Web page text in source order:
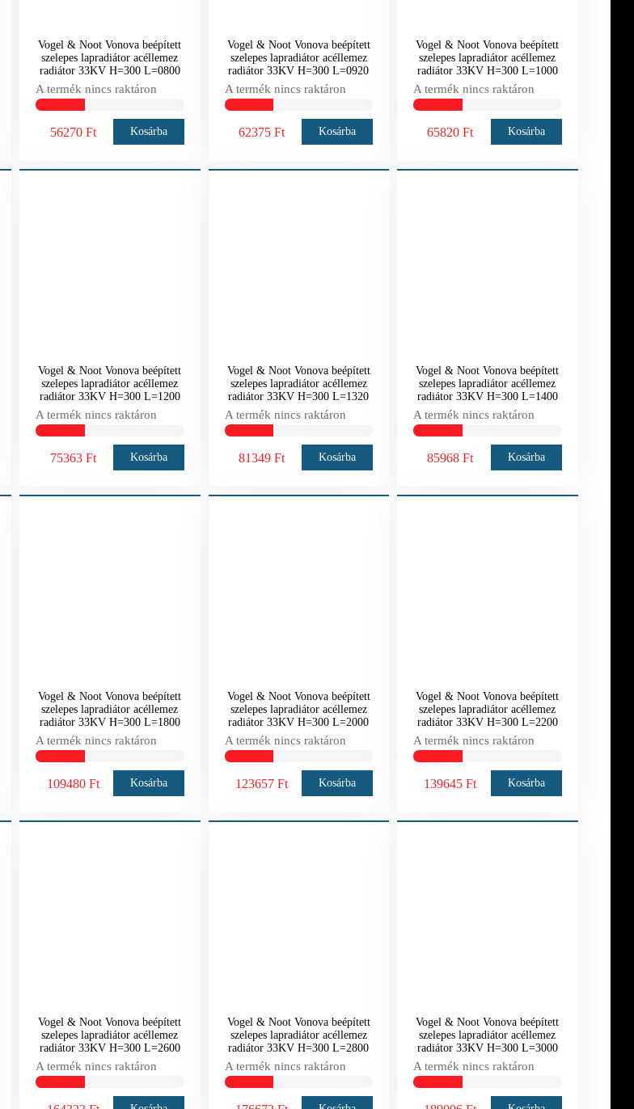
Vogel & Noot Vonova beépített
szelepes lapradiátor acéllemez
radiátor 33KV H=300 L=0800
A termék nincs raktáron
56270 Ft Kosárba
Vogel & Noot Vonova beépített
szelepes lapradiátor acéllemez
radiátor 33KV H=300 L=0920
A termék nincs raktáron
62375 Ft Kosárba
Vogel & Noot Vonova beépített
szelepes lapradiátor acéllemez
radiátor 33KV H=300 L=1000
A termék nincs raktáron
65820 Ft Kosárba
Vogel & Noot Vonova beépített
szelepes lapradiátor acéllemez
radiátor 33KV H=300 L=1200
A termék nincs raktáron
75363 Ft Kosárba
Vogel & Noot Vonova beépített
szelepes lapradiátor acéllemez
radiátor 33KV H=300 L=1320
A termék nincs raktáron
81349 Ft Kosárba
Vogel & Noot Vonova beépített
szelepes lapradiátor acéllemez
radiátor 33KV H=300 L=1400
A termék nincs raktáron
85968 Ft Kosárba
Vogel & Noot Vonova beépített
szelepes lapradiátor acéllemez
radiátor 33KV H=300 L=1800
A termék nincs raktáron
109480 Ft Kosárba
Vogel & Noot Vonova beépített
szelepes lapradiátor acéllemez
radiátor 33KV H=300 L=2000
A termék nincs raktáron
123657 Ft Kosárba
Vogel & Noot Vonova beépített
szelepes lapradiátor acéllemez
radiátor 33KV H=300 L=2200
A termék nincs raktáron
139645 Ft Kosárba
Vogel & Noot Vonova beépített
szelepes lapradiátor acéllemez
radiátor 33KV H=300 L=2600
A termék nincs raktáron
Vogel & Noot Vonova beépített
szelepes lapradiátor acéllemez
radiátor 33KV H=300 L=2800
A termék nincs raktáron
Vogel & Noot Vonova beépített
szelepes lapradiátor acéllemez
radiátor 33KV H=300 L=3000
A termék nincs raktáron